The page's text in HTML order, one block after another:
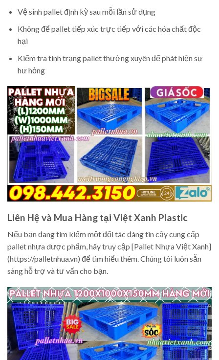
Vệ sinh pallet định kỳ sau mỗi lần sử dụng
Không để pallet tiếp xúc trực tiếp với các hóa chất độc
hại
Kiểm tra tình trạng pallet thường xuyên để phát hiện sự
hư hỏng
Liên Hệ và Mua Hàng tại Việt Xanh Plastic
Nếu bạn đang tìm kiếm một đối tác đáng tin cậy cung cấp
pallet nhựa dược phẩm, hãy truy cập [Pallet Nhựa Việt Xanh]
(https://palletnhua.vn) để tìm hiểu thêm. Chúng tôi luôn sẵn
sàng hỗ trợ và tư vấn cho bạn.